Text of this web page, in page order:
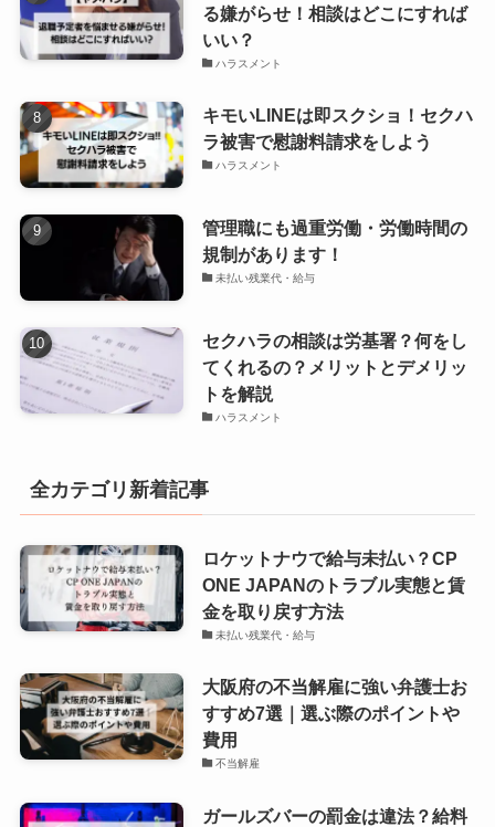
る嫌がらせ！相談はどこにすれば
いい？
ハラスメント
キモいLINEは即スクショ！セクハ
ラ被害で慰謝料請求をしよう
ハラスメント
管理職にも過重労働・労働時間の
規制があります！
未払い残業代・給与
セクハラの相談は労基署？何をし
てくれるの？メリットとデメリッ
トを解説
ハラスメント
全カテゴリ新着記事
ロケットナウで給与未払い？CP
ONE JAPANのトラブル実態と賃
金を取り戻す方法
未払い残業代・給与
大阪府の不当解雇に強い弁護士お
すすめ7選｜選ぶ際のポイントや
費用
不当解雇
ガールズバーの罰金は違法？給料